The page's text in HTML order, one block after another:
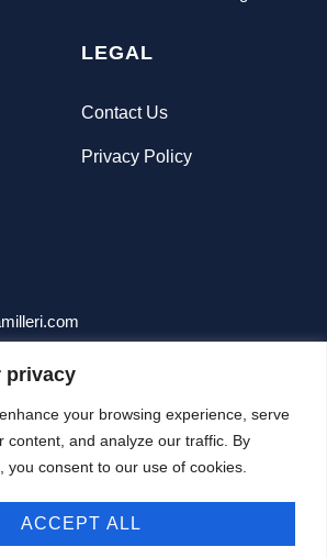
privacy
your browsing experience, serve
content, and analyze our traffic. By
you consent to our use of cookies.
ACCEPT ALL
LEGAL
Contact Us
Privacy Policy